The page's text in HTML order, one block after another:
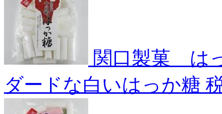
関口製菓 は
ダードな白いはっか糖